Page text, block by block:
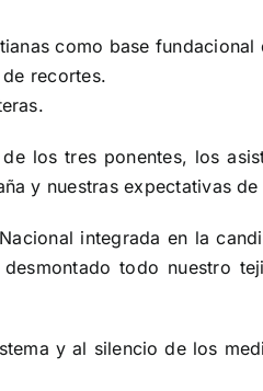
como base fundacional
recortes.
los tres ponentes, los
y nuestras expectativas
integrada en la
desmontado todo nuestro
y al silencio de los